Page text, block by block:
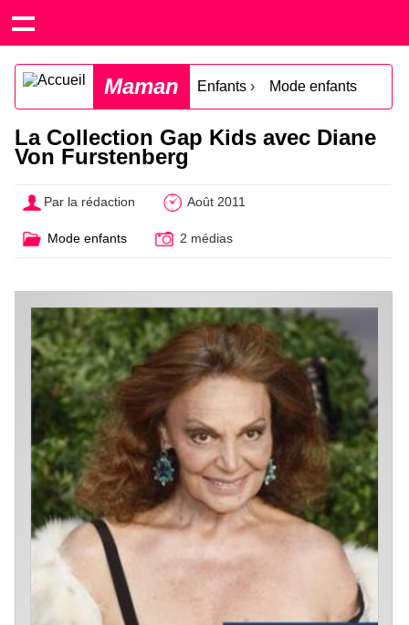
Maman Enfants › Mode enfants
La Collection Gap Kids avec Diane
Von Furstenberg
Par la rédaction Août 2011
Mode enfants 2 médias